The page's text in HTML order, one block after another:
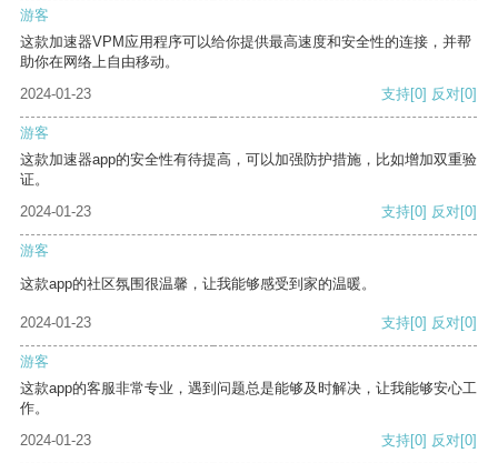
游客
这款加速器VPM应用程序可以给你提供最高速度和安全性的连接，并帮
助你在网络上自由移动。
2024-01-23
支持[0] 反对[0]
游客
这款加速器app的安全性有待提高，可以加强防护措施，比如增加双重验
证。
2024-01-23
支持[0] 反对[0]
游客
这款app的社区氛围很温馨，让我能够感受到家的温暖。
2024-01-23 支持[0] 反对[0]
游客
这款app的客服非常专业，遇到问题总是能够及时解决，让我能够安心工
作。
2024-01-23
支持[0] 反对[0]